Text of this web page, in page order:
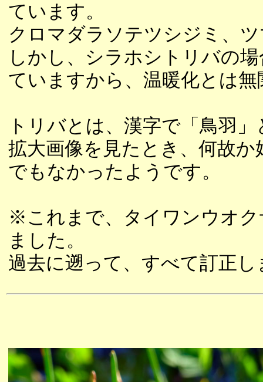
ています。
クロマダラソテツシジミ、
しかし、シラホシトリバの
ていますから、温暖化とは
トリバとは、漢字で「鳥羽
拡大画像を見たとき、何故
でもなかったようです。
※これまで、タイワンウオ
ました。
過去に遡って、すべて訂正し